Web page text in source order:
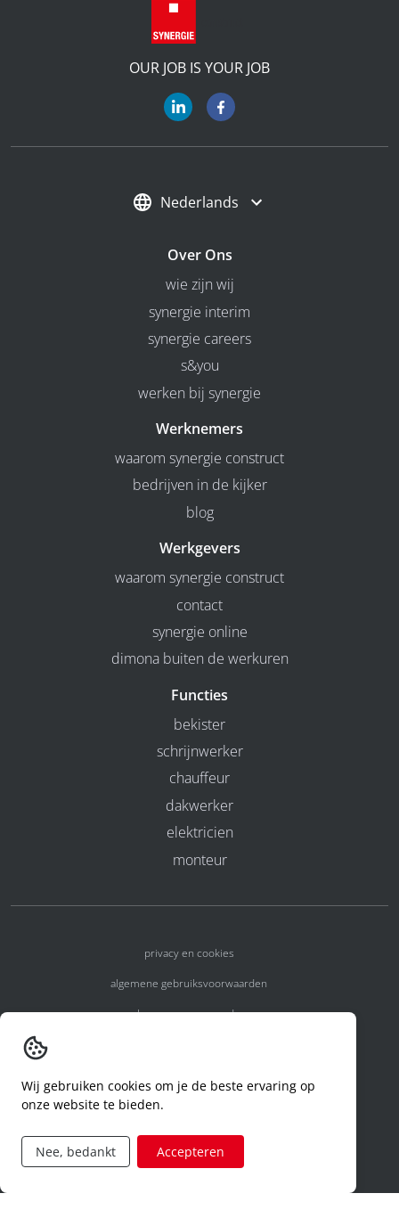
OUR JOB IS YOUR JOB
Nederlands
Over Ons
wie zijn wij
synergie interim
synergie careers
s&you
werken bij synergie
Werknemers
waarom synergie construct
bedrijven in de kijker
blog
Werkgevers
waarom synergie construct
contact
synergie online
dimona buiten de werkuren
Functies
bekister
schrijnwerker
chauffeur
dakwerker
elektricien
monteur
privacy en cookies
algemene gebruiksvoorwaarden
algemene voorwaarden
code of conduct
aanvraag rechten ivm privacy
Wij gebruiken cookies om je de beste ervaring op
onze website te bieden.
Nee, bedankt Accepteren